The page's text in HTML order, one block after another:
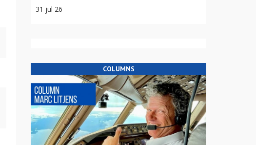
31 jul 26
COLUMNS